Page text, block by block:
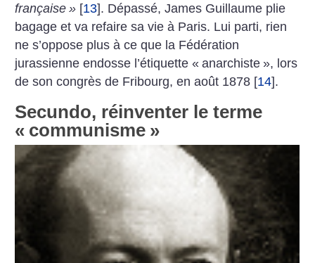
française » [13]. Dépassé, James Guillaume plie
bagage et va refaire sa vie à Paris. Lui parti, rien
ne s’oppose plus à ce que la Fédération
jurassienne endosse l’étiquette « anarchiste », lors
de son congrès de Fribourg, en août 1878 [14].
Secundo, réinventer le terme
« communisme »